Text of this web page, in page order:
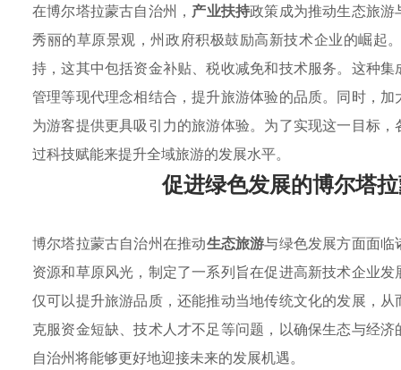
在博尔塔拉蒙古自治州， 产业扶持政策成为推动生态旅
秀丽的草原景观，州政府积极鼓励高新技术企业的崛起
持，这其中包括资金补贴、税收减免和技术服务。这种
管理等现代理念相结合，提升旅游体验的品质。同时，
为游客提供更具吸引力的旅游体验。为了实现这一目标
过科技赋能来提升全域旅游的发展水平。
促进绿色发展的博尔塔
博尔塔拉蒙古自治州在推动生态旅游与绿色发展方面面临
资源和草原风光，制定了一系列旨在促进高新技术企业发
仅可以提升旅游品质，还能推动当地传统文化的发展，
克服资金短缺、技术人才不足等问题，以确保生态与经
自治州将能够更好地迎接未来的发展机遇。